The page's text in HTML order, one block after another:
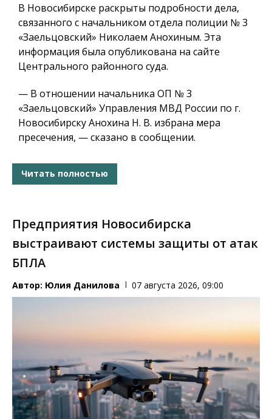
В Новосибирске раскрыты подробности дела,
связанного с начальником отдела полиции № 3
«Заельцовский» Николаем Анохиным. Эта
информация была опубликована на сайте
Центрального районного суда.
— В отношении начальника ОП № 3
«Заельцовский» Управления МВД России по г.
Новосибирску Анохина Н. В. избрана мера
пресечения, — сказано в сообщении.
Читать полностью
Предприятия Новосибирска
выстраивают системы защиты от атак
БПЛА
Автор: Юлия Данилова 07 августа 2026, 09:00